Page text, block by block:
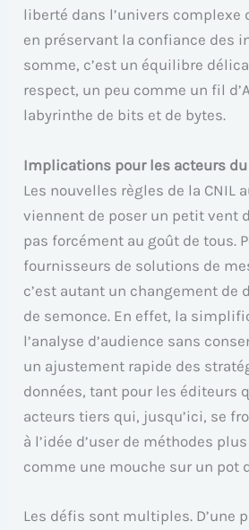
liberté dans l’univers complexe
en préservant la confiance des
somme, c’est un équilibre
respect, un peu comme un fil
labyrinthe de bits et de bytes.
Implications pour les acteurs
Les nouvelles règles de la CNIL
viennent de poser un petit vent
pas forcément au goût de tous.
fournisseurs de solutions de
c’est autant un changement de
de semonce. En effet, la
l’analyse d’audience sans
un ajustement rapide des
données, tant pour les éditeurs
acteurs tiers qui, jusqu’ici, se
à l’idée d’user de méthodes
comme une mouche sur un pot
Les défis sont multiples. D’une